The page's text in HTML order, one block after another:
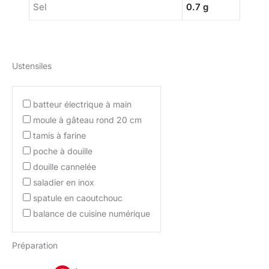
Sel 0.7 g
Ustensiles
batteur électrique à main
moule à gâteau rond 20 cm
tamis à farine
poche à douille
douille cannelée
saladier en inox
spatule en caoutchouc
balance de cuisine numérique
Préparation